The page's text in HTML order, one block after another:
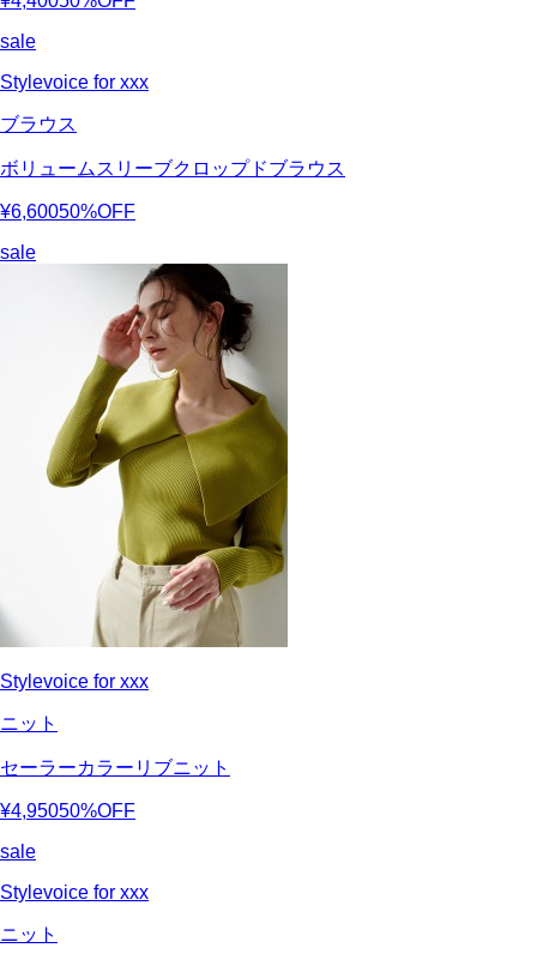
sale
Stylevoice for xxx
ブラウス
ボリュームスリーブクロップドブラウス
¥6,60050%OFF
sale
Stylevoice for xxx
ニット
セーラーカラーリブニット
¥4,95050%OFF
sale
Stylevoice for xxx
ニット